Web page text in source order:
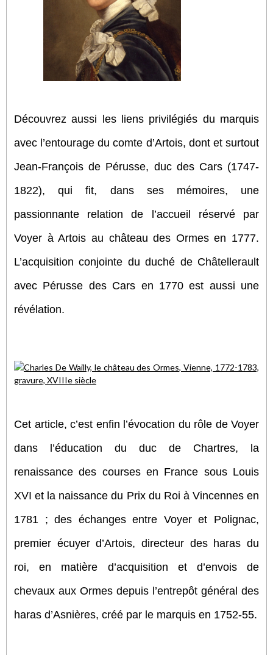
Découvrez aussi les liens privilégiés du marquis
avec l’entourage du comte d’Artois, dont et surtout
Jean-François de Pérusse, duc des Cars (1747-
1822), qui fit, dans ses mémoires, une
passionnante relation de l’accueil réservé par
Voyer à Artois au château des Ormes en 1777.
L’acquisition conjointe du duché de Châtellerault
avec Pérusse des Cars en 1770 est aussi une
révélation.
Cet article, c’est enfin l’évocation du rôle de Voyer
dans l’éducation du duc de Chartres, la
renaissance des courses en France sous Louis
XVI et la naissance du Prix du Roi à Vincennes en
1781 ; des échanges entre Voyer et Polignac,
premier écuyer d’Artois, directeur des haras du
roi, en matière d’acquisition et d’envois de
chevaux aux Ormes depuis l’entrepôt général des
haras d’Asnières, créé par le marquis en 1752-55.